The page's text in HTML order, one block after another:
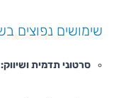
שימושים נפוצים
סרטוני תדמית ושיווק: